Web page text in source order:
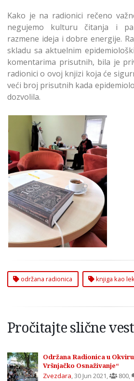
Kako je na radionici rečeno
negujemo kulturu čitanja i
razmene ideja i dobre energije.
skladu sa aktuelnim
komentarima prisutnih, bila je
radionici o ovoj knjizi koja će
veći broj prisutnih kada
dozvolila.
Održana Radionica
„Knjiga kao Lek“
održana radionica knjiga kao
Pročitajte slične
Održana Radionica u
Vršnjačko Osnaživanje“
Zvezdara 30 Jun 2021 800